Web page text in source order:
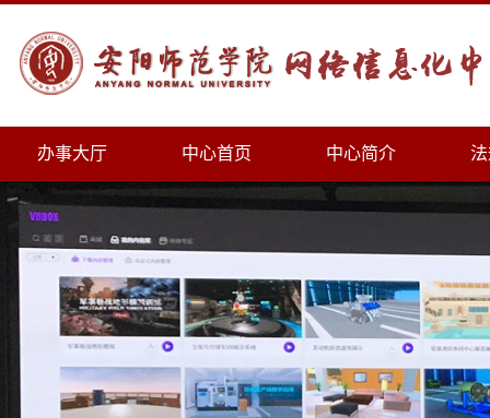
办事大厅 中心首页 中心简介